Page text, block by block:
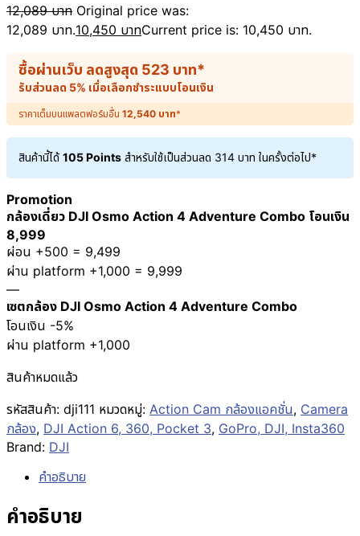
12,089บาท Original price was:
12,089 บาท.10,450 บาทCurrent price is: 10,450 บาท.
ซื้อผ่านเว็บ ลดสูงสุด 523 บาท*
รับส่วนลด 5% เมื่อเลือกชำระแบบโอนเงิน
ราคาเต็มบนแพลตฟอร์มอื่น 12,540 บาท*
สินค้านี้ได้ 105 Points สำหรับใช้เป็นส่วนลด 314 บาท ในครั้งต่อไป*
Promotion
กล้องเดี่ยว DJI Osmo Action 4 Adventure Combo โอนเงิน
8,999
ผ่อน +500 = 9,499
ผ่าน platform +1,000 = 9,999
—
เซตกล้อง DJI Osmo Action 4 Adventure Combo
โอนเงิน -5%
ผ่าน platform +1,000
สินค้าหมดแล้ว
รหัสสินค้า: dji111 หมวดหมู่: Action Cam กล้องแอคชั่น, Camera
กล้อง, DJI Action 6, 360, Pocket 3, GoPro, DJI, Insta360
Brand: DJI
คำอธิบาย
คำอธิบาย